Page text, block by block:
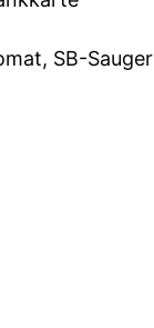
SB-Sauger